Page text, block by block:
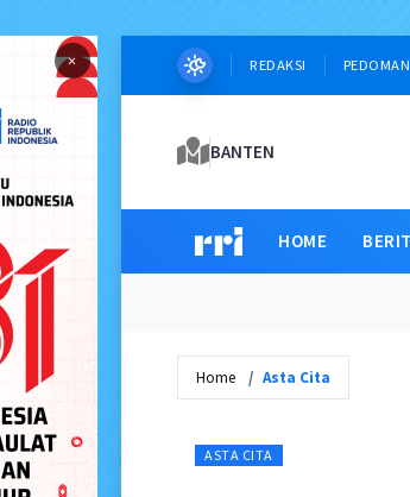
× REDAKSI
BANTEN
HOME
Home Asta Cita
ASTA CITA